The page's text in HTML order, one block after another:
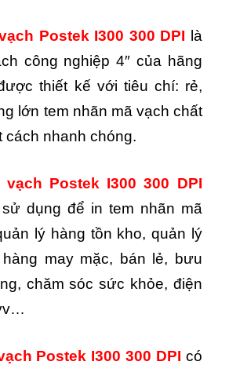
Postek I300 300 DPI là
công nghiệp 4″ của hãng
thiết kế với tiêu chí: rẻ,
lớn tem nhãn mã vạch chất
cách nhanh chóng.
vạch Postek I300 300 DPI
dụng để in tem nhãn mã
lý hàng tồn kho, quản lý
may mặc, bán lẻ, bưu
chăm sóc sức khỏe, điện
Postek I300 300 DPI có